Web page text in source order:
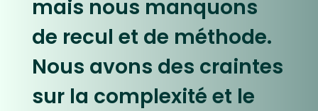
mais nous manquons
de recul et de méthode.
Nous avons des craintes
sur la complexité et le